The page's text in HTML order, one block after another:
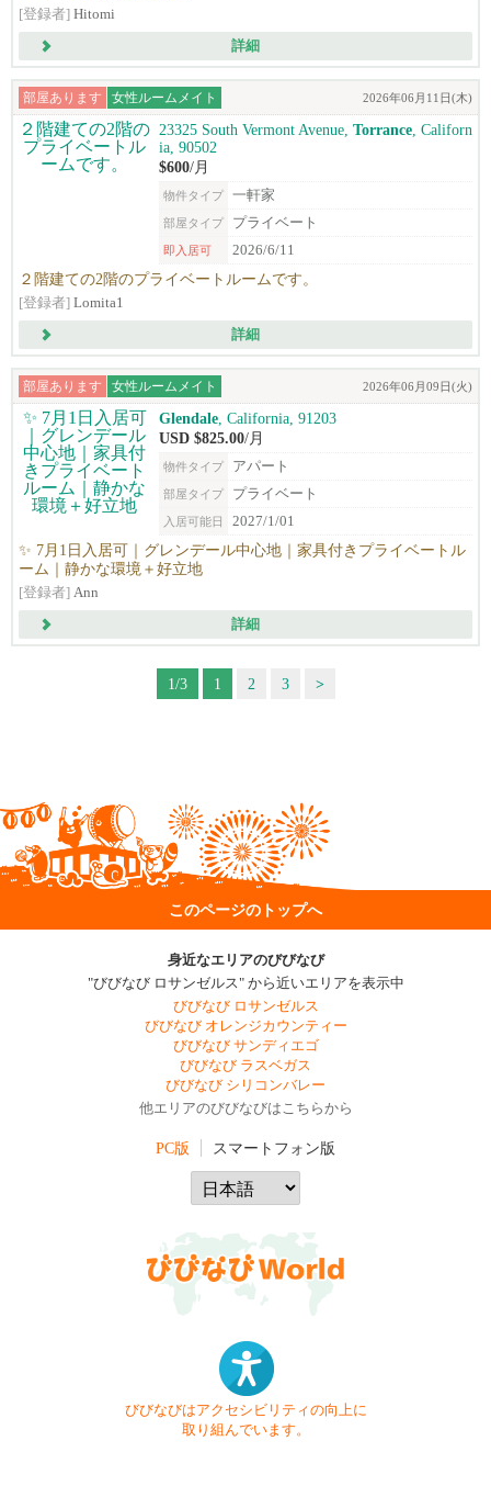
[登録者] Hitomi
詳細
部屋あります 女性ルームメイト 2026年06月11日(木)
23325 South Vermont Avenue, Torrance , Californ
ia, 90502
$600/月
物件タイプ 一軒家
部屋タイプ プライベート
即入居可 2026/6/11
２階建ての2階のプライベートルームです。
[登録者] Lomita1
詳細
部屋あります 女性ルームメイト 2026年06月09日(火)
Glendale , California, 91203
USD $825.00/月
物件タイプ アパート
部屋タイプ プライベート
入居可能日 2027/1/01
✨ 7月1日入居可｜グレンデール中心地｜家具付きプライベートル
ーム｜静かな環境＋好立地
[登録者] Ann
詳細
1/3 1 2 3 >
このページのトップへ
身近なエリアのびびなび
"びびなび ロサンゼルス" から近いエリアを表示中
びびなび ロサンゼルス
びびなび オレンジカウンティー
びびなび サンディエゴ
びびなび ラスベガス
びびなび シリコンバレー
他エリアのびびなびはこちらから
PC版 スマートフォン版
びびなびはアクセシビリティの向上に
取り組んでいます。